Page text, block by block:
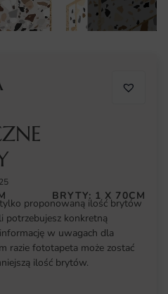
BRYTY: 1 X 70CM
proponowaną ilość brytów
potrzebujesz konkretną
w uwagach dla
razie fototapeta może zostać
ilość brytów.